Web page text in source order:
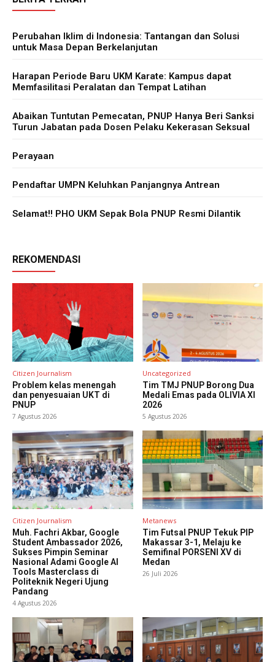
Perubahan Iklim di Indonesia: Tantangan dan Solusi
untuk Masa Depan Berkelanjutan
Harapan Periode Baru UKM Karate: Kampus dapat
Memfasilitasi Peralatan dan Tempat Latihan
Abaikan Tuntutan Pemecatan, PNUP Hanya Beri Sanksi
Turun Jabatan pada Dosen Pelaku Kekerasan Seksual
Perayaan
Pendaftar UMPN Keluhkan Panjangnya Antrean
Selamat!! PHO UKM Sepak Bola PNUP Resmi Dilantik
REKOMENDASI
Citizen Journalism
Problem kelas menengah
dan penyesuaian UKT di
PNUP
7 Agustus 2026
Uncategorized
Tim TMJ PNUP Borong Dua
Medali Emas pada OLIVIA XI
2026
5 Agustus 2026
Citizen Journalism
Muh. Fachri Akbar, Google
Student Ambassador 2026,
Sukses Pimpin Seminar
Nasional Adami Google AI
Tools Masterclass di
Politeknik Negeri Ujung
Pandang
4 Agustus 2026
Metanews
Tim Futsal PNUP Tekuk PIP
Makassar 3-1, Melaju ke
Semifinal PORSENI XV di
Medan
26 Juli 2026